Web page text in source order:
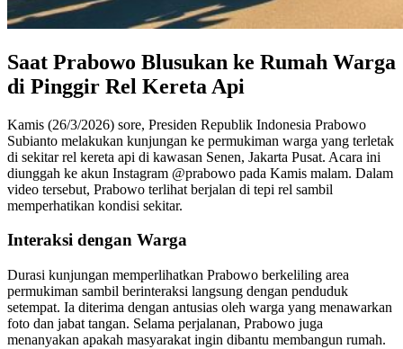
Saat Prabowo Blusukan ke Rumah Warga
di Pinggir Rel Kereta Api
Kamis (26/3/2026) sore, Presiden Republik Indonesia Prabowo
Subianto melakukan kunjungan ke permukiman warga yang terletak
di sekitar rel kereta api di kawasan Senen, Jakarta Pusat. Acara ini
diunggah ke akun Instagram @prabowo pada Kamis malam. Dalam
video tersebut, Prabowo terlihat berjalan di tepi rel sambil
memperhatikan kondisi sekitar.
Interaksi dengan Warga
Durasi kunjungan memperlihatkan Prabowo berkeliling area
permukiman sambil berinteraksi langsung dengan penduduk
setempat. Ia diterima dengan antusias oleh warga yang menawarkan
foto dan jabat tangan. Selama perjalanan, Prabowo juga
menanyakan apakah masyarakat ingin dibantu membangun rumah.